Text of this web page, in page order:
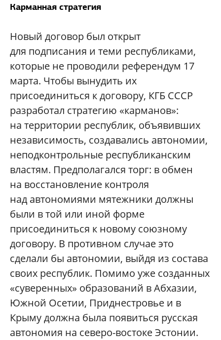
Карманная стратегия
Новый договор был открыт
для подписания и теми республиками,
которые не проводили референдум 17
марта. Чтобы вынудить их
присоединиться к договору, КГБ СССР
разработал стратегию «карманов»:
на территории республик, объявивших
независимость, создавались автономии,
неподконтрольные республиканским
властям. Предполагался торг: в обмен
на восстановление контроля
над автономиями мятежники должны
были в той или иной форме
присоединиться к новому союзному
договору. В противном случае это
сделали бы автономии, выйдя из состава
своих республик. Помимо уже созданных
«суверенных» образований в Абхазии,
Южной Осетии, Приднестровье и в
Крыму должна была появиться русская
автономия на северо-востоке Эстонии.